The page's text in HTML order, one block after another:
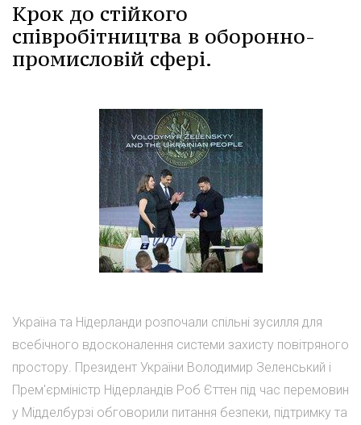
Крок до стійкого
співробітництва в оборонно-
промисловій сфері.
Україна та Нідерланди розпочали спільні зусилля для
всебічного вдосконалення системи захисту повітряного
простору. Президент України Володимир Зеленський і
Прем'єр­міністр Нідерландів Роб Єттен під час перемовин
у Мідделбурзі обговорили питання безпеки, підтримку та